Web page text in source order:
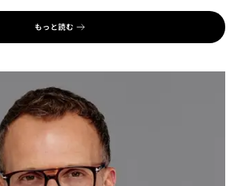
もっと読む